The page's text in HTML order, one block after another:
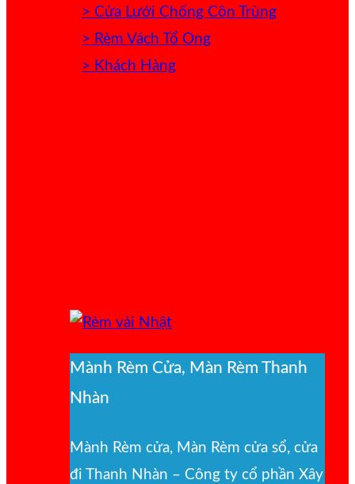
> Cửa Lưới Chống Côn Trùng
> Rèm Vách Tổ Ong
> Khách Hàng
Mành Rèm Cửa, Màn Rèm Thanh
Nhàn
Mành Rèm cửa, Màn Rèm cửa sổ, cửa
đi Thanh Nhàn – Công ty cổ phần Xây